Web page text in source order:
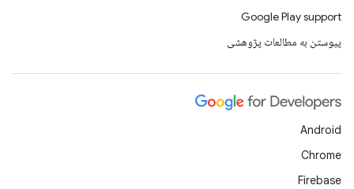
Google Play support
پیوستن به مطالعات پژوهشی
Android
Chrome
Firebase